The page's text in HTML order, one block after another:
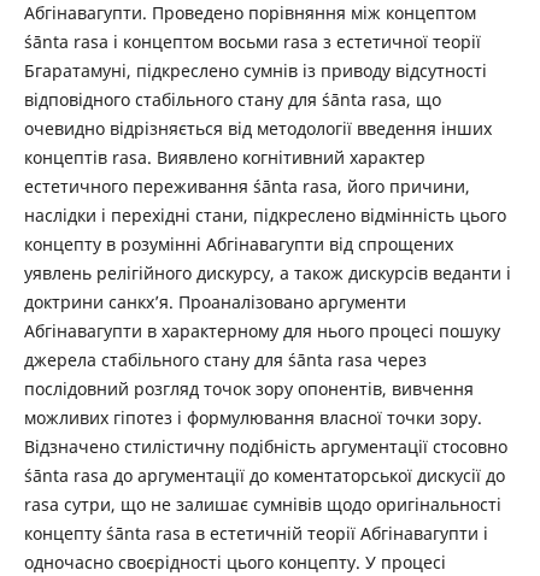
Абгінавагупти. Проведено порівняння між концептом
śānta rasa і концептом восьми rasa з естетичної теорії
Бгаратамуні, підкреслено сумнів із приводу відсутності
відповідного стабільного стану для śānta rasa, що
очевидно відрізняється від методології введення інших
концептів rasa. Виявлено когнітивний характер
естетичного переживання śānta rasa, його причини,
наслідки і перехідні стани, підкреслено відмінність цього
концепту в розумінні Абгінавагупти від спрощених
уявлень релігійного дискурсу, а також дискурсів веданти і
доктрини санкх’я. Проаналізовано аргументи
Абгінавагупти в характерному для нього процесі пошуку
джерела стабільного стану для śānta rasa через
послідовний розгляд точок зору опонентів, вивчення
можливих гіпотез і формулювання власної точки зору.
Відзначено стилістичну подібність аргументації стосовно
śānta rasa до аргументації до коментаторської дискусії до
rasa сутри, що не залишає сумнівів щодо оригінальності
концепту śānta rasa в естетичній теорії Абгінавагупти і
одночасно своєрідності цього концепту. У процесі